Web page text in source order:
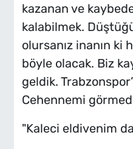
kazanan ve
kalabilmek.
olursanız inanın ki
böyle olacak. Biz
geldik.
Cehennemi
"Kaleci eldivenim